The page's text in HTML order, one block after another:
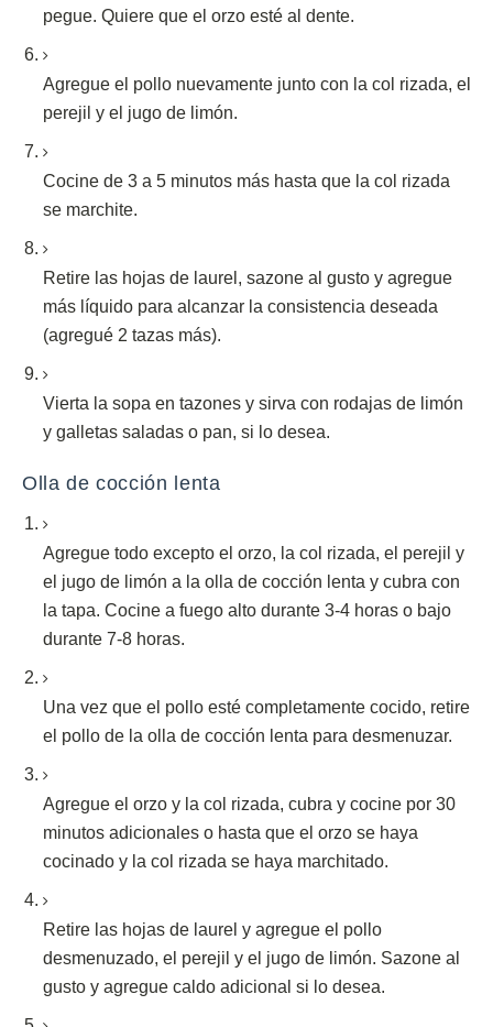
pegue. Quiere que el orzo esté al dente.
Agregue el pollo nuevamente junto con la col rizada, el
perejil y el jugo de limón.
Cocine de 3 a 5 minutos más hasta que la col rizada
se marchite.
Retire las hojas de laurel, sazone al gusto y agregue
más líquido para alcanzar la consistencia deseada
(agregué 2 tazas más).
Vierta la sopa en tazones y sirva con rodajas de limón
y galletas saladas o pan, si lo desea.
Olla de cocción lenta
Agregue todo excepto el orzo, la col rizada, el perejil y
el jugo de limón a la olla de cocción lenta y cubra con
la tapa. Cocine a fuego alto durante 3-4 horas o bajo
durante 7-8 horas.
Una vez que el pollo esté completamente cocido, retire
el pollo de la olla de cocción lenta para desmenuzar.
Agregue el orzo y la col rizada, cubra y cocine por 30
minutos adicionales o hasta que el orzo se haya
cocinado y la col rizada se haya marchitado.
Retire las hojas de laurel y agregue el pollo
desmenuzado, el perejil y el jugo de limón. Sazone al
gusto y agregue caldo adicional si lo desea.